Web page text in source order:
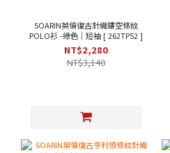
SOARIN英倫復古針織鏤空條紋
POLO衫 -綠色｜短袖 [ 262TP52 ]
NT$2,280
NT$3,140